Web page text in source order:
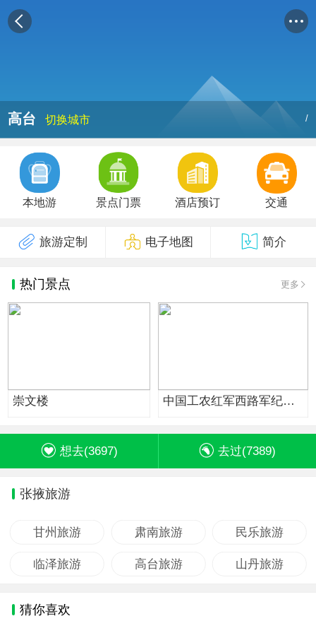
高台 切换城市 /
本地游 景点门票 酒店预订 交通
旅游定制 电子地图 简介
热门景点 更多
崇文楼
中国工农红军西路军纪念
想去(3697) 去过(7389)
张掖旅游
甘州旅游 肃南旅游 民乐旅游
临泽旅游 高台旅游 山丹旅游
猜你喜欢